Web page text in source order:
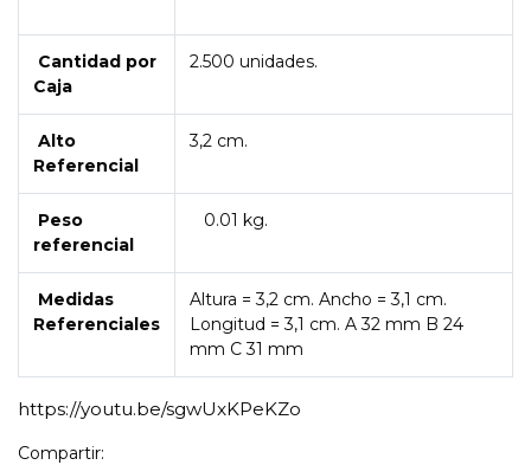
Cantidad por
Caja
2.500 unidades.
Alto
Referencial
3,2 cm.
Peso
referencial
0.01 kg.
Medidas
Referenciales
Altura = 3,2 cm. Ancho = 3,1 cm.
Longitud = 3,1 cm. A 32 mm B 24
mm C 31 mm
https://youtu.be/sgwUxKPeKZo
Compartir: